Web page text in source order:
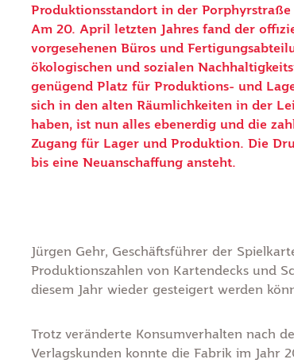
Produktionsstandort in der
Am 20. April letzten Jahres fand der
vorgesehenen Büros und
ökologischen und sozialen
genügend Platz für Produktions- und
sich in den alten Räumlichkeiten in der
haben, ist nun alles ebenerdig und die
Zugang für Lager und Produktion. Die
bis eine Neuanschaffung ansteht.
Jürgen Gehr, Geschäftsführer der
Produktionszahlen von Kartendecks und
diesem Jahr wieder gesteigert werden
Trotz veränderte Konsumverhalten nach
Verlagskunden konnte die Fabrik im Jahr